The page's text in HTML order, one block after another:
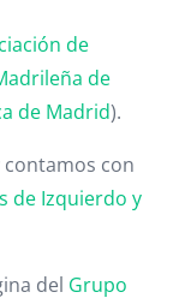
de
de
de Madrid).
contamos con
de Izquierdo y
del Grupo